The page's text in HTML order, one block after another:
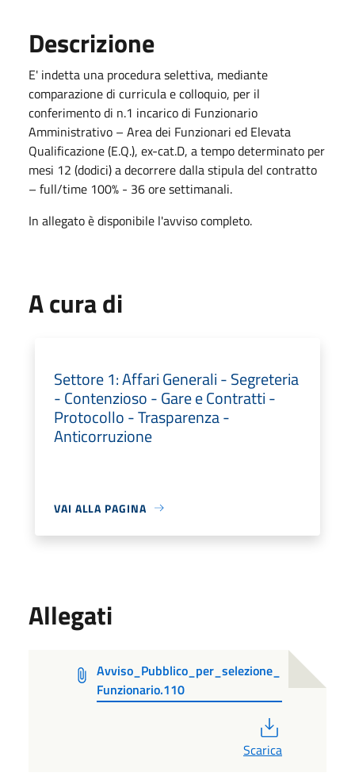
Descrizione
E' indetta una procedura selettiva, mediante
comparazione di curricula e colloquio, per il
conferimento di n.1 incarico di Funzionario
Amministrativo – Area dei Funzionari ed Elevata
Qualificazione (E.Q.), ex-cat.D, a tempo determinato per
mesi 12 (dodici) a decorrere dalla stipula del contratto
– full/time 100% - 36 ore settimanali.
In allegato è disponibile l'avviso completo.
A cura di
Settore 1: Affari Generali - Segreteria
- Contenzioso - Gare e Contratti -
Protocollo - Trasparenza -
Anticorruzione
VAI ALLA PAGINA
Allegati
Avviso_Pubblico_per_selezione_
Funzionario.110
Scarica